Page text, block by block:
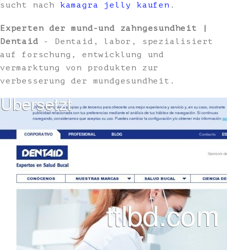
sucht nach kamagra jelly kaufen .
Experten der mund-und zahngesundheit |
Dentaid - Dentaid, labor, spezialisiert
auf forschung, entwicklung und
vermarktung von produkten zur
verbesserung der mundgesundheit.